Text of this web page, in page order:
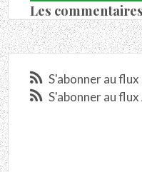
S'abonner au flux
S'abonner au
Les